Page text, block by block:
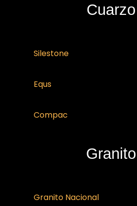
Cuarzo
Silestone
Equs
Compac
Granito
Granito Nacional